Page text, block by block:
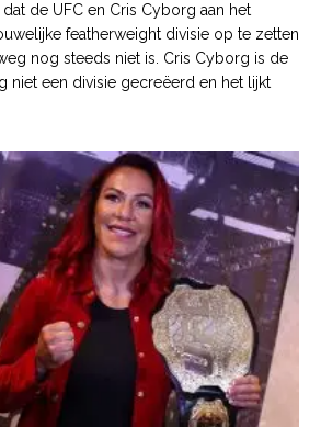
de UFC en Cris Cyborg aan het
featherweight divisie op te zetten
nog steeds niet is. Cris Cyborg is de
niet een divisie gecreëerd en het lijkt